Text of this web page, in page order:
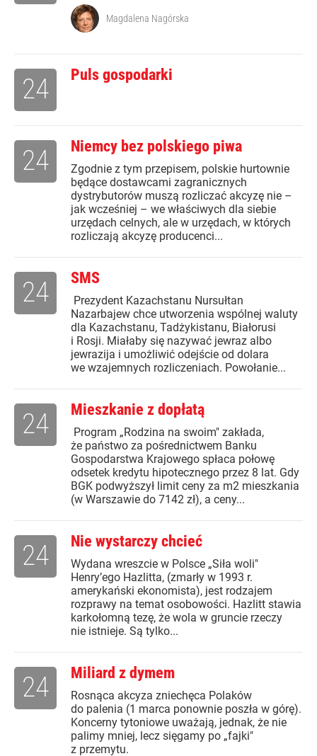
Magdalena Nagórska
Puls gospodarki
24
Niemcy bez polskiego piwa
Zgodnie z tym przepisem, polskie hurtownie
będące dostawcami zagranicznych
dystrybutorów muszą rozliczać akcyzę nie –
jak wcześniej – we właściwych dla siebie
urzędach celnych, ale w urzędach, w których
rozliczają akcyzę producenci...
24
SMS
Prezydent Kazachstanu Nursułtan
Nazarbajew chce utworzenia wspólnej waluty
dla Kazachstanu, Tadżykistanu, Białorusi
i Rosji. Miałaby się nazywać jewraz albo
jewrazija i umożliwić odejście od dolara
we wzajemnych rozliczeniach. Powołanie...
24
Mieszkanie z dopłatą
Program „Rodzina na swoim" zakłada,
że państwo za pośrednictwem Banku
Gospodarstwa Krajowego spłaca połowę
odsetek kredytu hipotecznego przez 8 lat. Gdy
BGK podwyższył limit ceny za m2 mieszkania
(w Warszawie do 7142 zł), a ceny...
24
Nie wystarczy chcieć
Wydana wreszcie w Polsce „Siła woli"
Henry’ego Hazlitta, (zmarły w 1993 r.
amerykański ekonomista), jest rodzajem
rozprawy na temat osobowości. Hazlitt stawia
karkołomną tezę, że wola w gruncie rzeczy
nie istnieje. Są tylko...
24
Miliard z dymem
Rosnąca akcyza zniechęca Polaków
do palenia (1 marca ponownie poszła w górę).
Koncerny tytoniowe uważają, jednak, że nie
palimy mniej, lecz sięgamy po „fajki"
z przemytu.
24